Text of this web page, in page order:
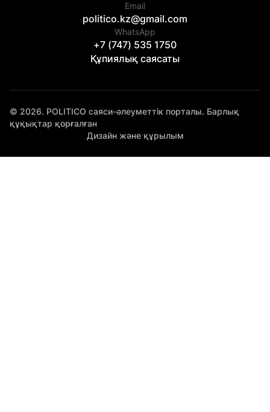
Email
politico.kz@gmail.com
WhatsApp
+7 (747) 535 1750
Құпиялық саясаты
© 2026. POLITICO саяси-әлеуметтік порталы. Барлық
құқықтар қорғалған
Дизайн және құрылым